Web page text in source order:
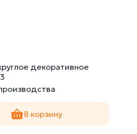
декоративное
В корзину